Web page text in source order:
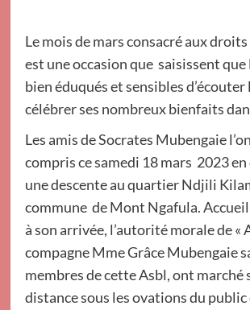
Le mois de mars consacré aux
est une occasion que saisissent que
bien éduqués et sensibles d’écouter
célébrer ses nombreux bienfaits
Les amis de Socrates Mubengaie
compris ce samedi 18 mars 2023
une descente au quartier Ndjili
commune de Mont Ngafula.
à son arrivée, l’autorité morale de «
compagne Mme Grâce Mubengaie
membres de cette Asbl, ont marché
distance sous les ovations du public